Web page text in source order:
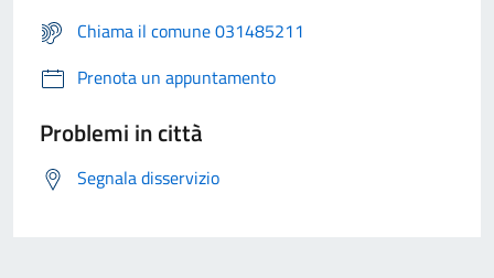
Chiama il comune 031485211
Prenota un appuntamento
Problemi in città
Segnala disservizio